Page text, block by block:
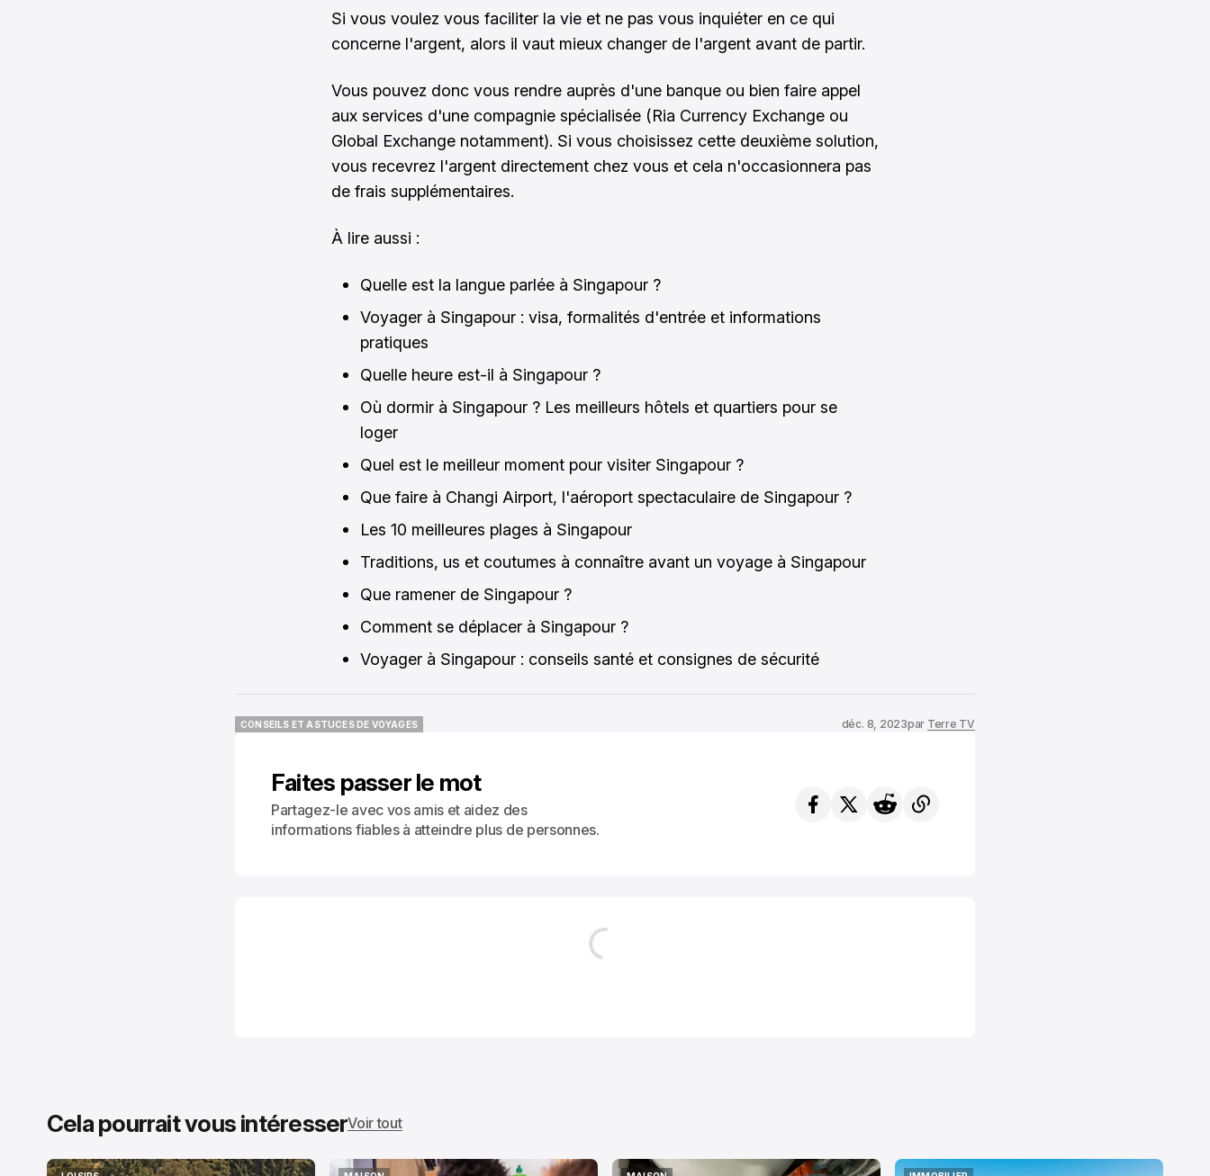
Si vous voulez vous faciliter la vie et ne pas vous inquiéter en ce qui
concerne l'argent, alors il vaut mieux changer de l'argent avant de partir.
Vous pouvez donc vous rendre auprès d'une banque ou bien faire appel
aux services d'une compagnie spécialisée (Ria Currency Exchange ou
Global Exchange notamment). Si vous choisissez cette deuxième solution,
vous recevrez l'argent directement chez vous et cela n'occasionnera pas
de frais supplémentaires.
À lire aussi :
Quelle est la langue parlée à Singapour ?
Voyager à Singapour : visa, formalités d'entrée et informations
pratiques
Quelle heure est-il à Singapour ?
Où dormir à Singapour ? Les meilleurs hôtels et quartiers pour se
loger
Quel est le meilleur moment pour visiter Singapour ?
Que faire à Changi Airport, l'aéroport spectaculaire de Singapour ?
Les 10 meilleures plages à Singapour
Traditions, us et coutumes à connaître avant un voyage à Singapour
Que ramener de Singapour ?
Comment se déplacer à Singapour ?
Voyager à Singapour : conseils santé et consignes de sécurité
CONSEILS ET ASTUCES DE VOYAGES
déc. 8, 2023par Terre TV
Faites passer le mot
Partagez-le avec vos amis et aidez des
informations fiables à atteindre plus de personnes.
Cela pourrait vous intéresserVoir tout